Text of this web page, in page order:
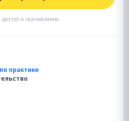
к скачиванию.
практике